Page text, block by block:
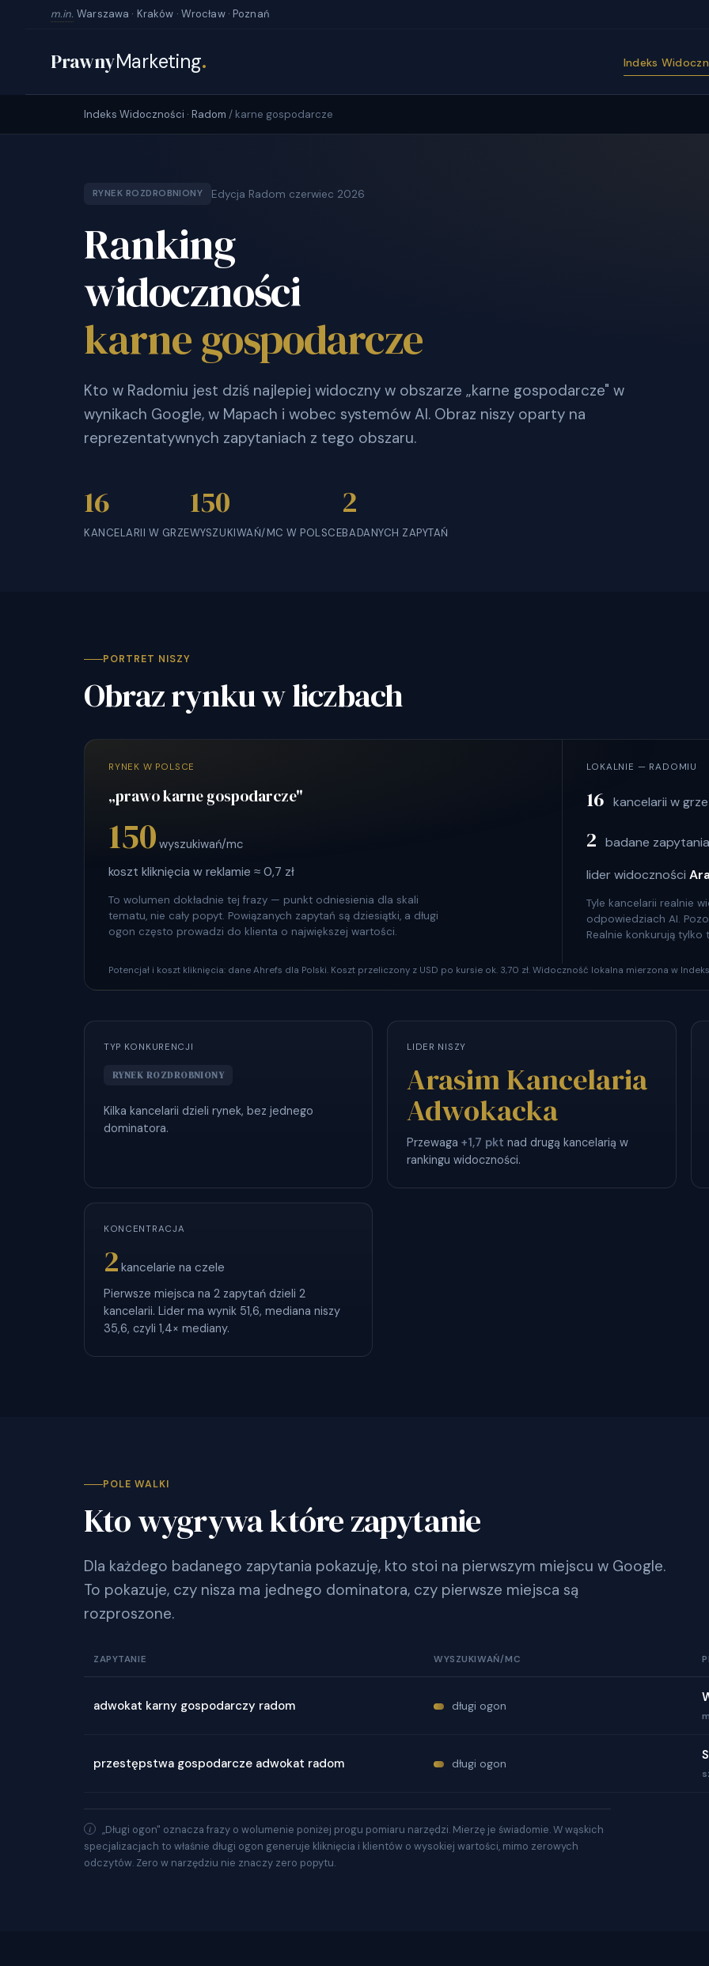
m.in. Warszawa · Kraków · Wrocław · Poznań
PrawnyMarketing. Indeks
Indeks Widoczności · Radom / karne gospodarcze
RYNEK ROZDROBNIONY Edycja Radom czerwiec 2026
Ranking
widoczności
karne gospodarcze
Kto w Radomiu jest dziś najlepiej widoczny w obszarze „karne gospodarcze" w
wynikach Google, w Mapach i wobec systemów AI. Obraz niszy oparty na
reprezentatywnych zapytaniach z tego obszaru.
16
KANCELARII W GRZE
150
WYSZUKIWAŃ/MC W POLSCE
2
BADANYCH ZAPYTAŃ
PORTRET NISZY
Obraz rynku w liczbach
RYNEK W POLSCE
„prawo karne gospodarcze"
150 wyszukiwań/mc
koszt kliknięcia w reklamie ≈ 0,7 zł
To wolumen dokładnie tej frazy — punkt odniesienia dla skali
tematu, nie cały popyt. Powiązanych zapytań są dziesiątki, a długi
ogon często prowadzi do klienta o największej wartości.
LOKALNIE — RADOMIU
16 kancelarii w grze
2 badane
lider widoczności
Tyle kancelarii realnie
odpowiedziach AI.
Realnie konkurują tylko
Potencjał i koszt kliknięcia: dane Ahrefs dla Polski. Koszt przeliczony z USD po kursie ok. 3,70 zł. Widoczność lokalna mierzona w
TYP KONKURENCJI
RYNEK ROZDROBNIONY
Kilka kancelarii dzieli rynek, bez jednego
dominatora.
LIDER NISZY
Arasim Kancelaria
Adwokacka
Przewaga+1,7 pkt nad drugą kancelarią w
rankingu widoczności.
KONCENTRACJA
2 kancelarie na czele
Pierwsze miejsca na 2 zapytań dzieli 2
kancelarii. Lider ma wynik 51,6, mediana niszy
35,6, czyli 1,4× mediany.
POLE WALKI
Kto wygrywa które zapytanie
Dla każdego badanego zapytania pokazuję, kto stoi na pierwszym miejscu w Google.
To pokazuje, czy nisza ma jednego dominatora, czy pierwsze miejsca są
rozproszone.
ZAPYTANIE WYSZUKIWAŃ/MC
adwokat karny gospodarczy radom długi ogon
przestępstwa gospodarcze adwokat radom długi ogon
„Długi ogon" oznacza frazy o wolumenie poniżej progu pomiaru narzędzi. Mierzę je świadomie. W wąskich
specjalizacjach to właśnie długi ogon generuje kliknięcia i klientów o wysokiej wartości, mimo zerowych
odczytów. Zero w narzędziu nie znaczy zero popytu.